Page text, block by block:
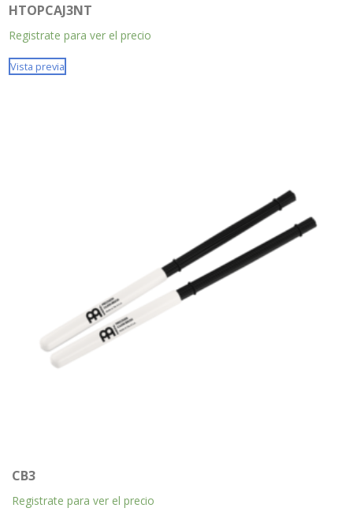
HTOPCAJ3NT
Registrate para ver el precio
Vista previa
CB3
Registrate para ver el precio